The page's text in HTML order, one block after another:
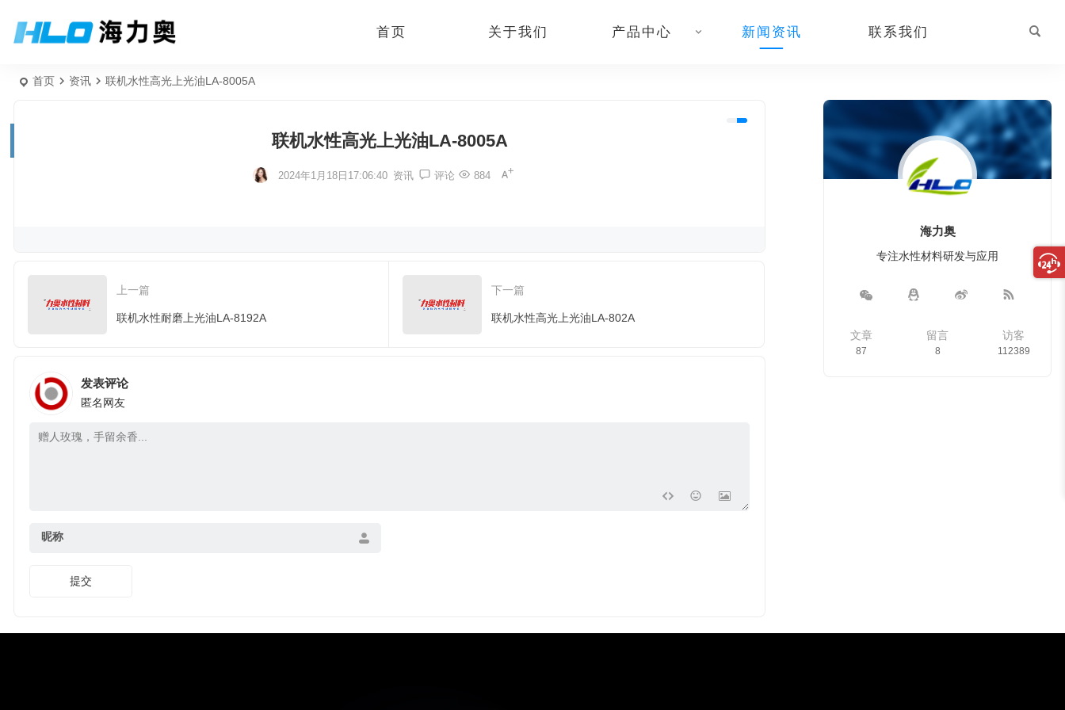
首页 关于我们 产品中心 新闻资讯 联系我们
首页 资讯 联机水性高光上光油LA-8005A
联机水性高光上光油LA-8005A
2024年1月18日17:06:40 资讯 评论 884
上一篇
联机水性耐磨上光油LA-8192A
下一篇
联机水性高光上光油LA-802A
发表评论
匿名网友
昵称
提交
海力奥
专注水性材料研发与应用
文章
87
留言
8
访客
112389